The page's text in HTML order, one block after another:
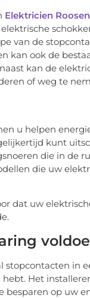
Elektricien
van de
kan ook de
kan de
of weg te
u helpen
kunt
die in de
die uw
dat uw
stopcontacten in
Het
besparen op uw